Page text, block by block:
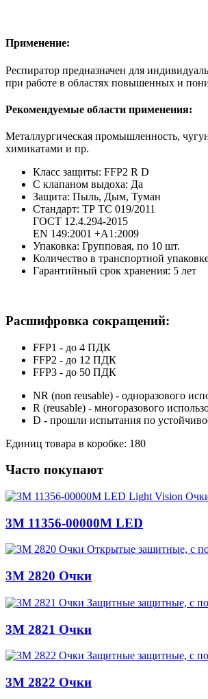
Применение:
Респиратор предназначен для
при работе в областях повышенных и
Рекомендуемые области применения:
Металлургическая промышленность,
химикатами и пр.
Класс защиты: FFP2 R D
С клапаном выдоха: Да
Защита: Пыль, Дым, Туман
Стандарт: ТР ТС 019/2011
ГОСТ 12.4.294-2015
EN 149:2001 +A1:2009
Упаковка: Групповая, по 10 шт.
Количество в транспортной
Гарантийный срок хранения: 5 лет
Расшифровка сокращений:
FFP1 - до 4 ПДК
FFP2 - до 12 ПДК
FFP3 - до 50 ПДК
NR (non reusable) - одноразового
R (reusable) - многоразового
D - прошли испытания по
Единиц товара в коробке: 180
Часто покупают
3M 11356-00000M LED
3M 2820 Очки
3M 2821 Очки
3M 2822 Очки